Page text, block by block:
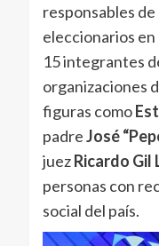
responsables
eleccionarios
15 integrantes
organizaciones
figuras como
padreJosé
juezRicardo Gil
personas con
social del país.